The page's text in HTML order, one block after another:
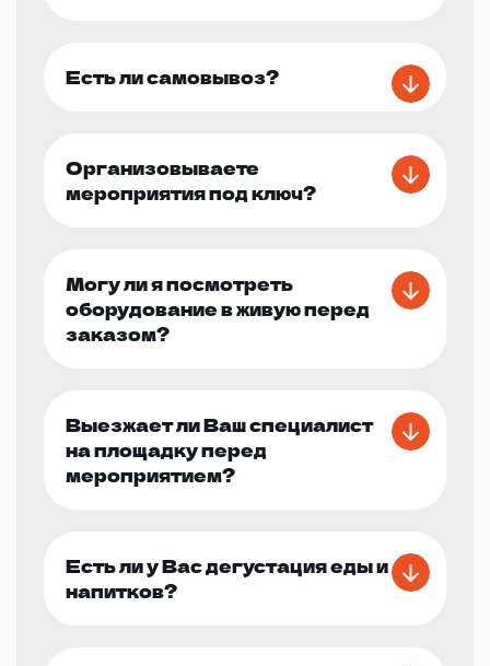
Есть ли самовывоз?
Организовываете
мероприятия под ключ?
Могу ли я посмотреть
оборудование в живую перед
заказом?
Выезжает ли Ваш специалист
на площадку перед
мероприятием?
Есть ли у Вас дегустация еды и
напитков?